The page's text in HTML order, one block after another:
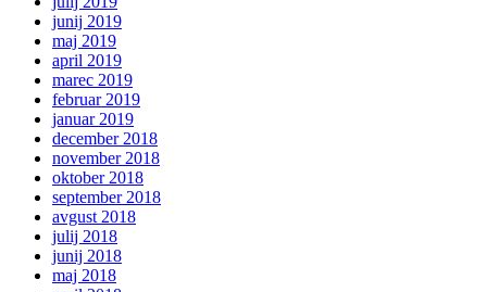
junij 2019
maj 2019
april 2019
marec 2019
februar 2019
januar 2019
december 2018
november 2018
oktober 2018
september 2018
avgust 2018
julij 2018
junij 2018
maj 2018